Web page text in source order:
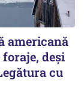
americană
deși
cu